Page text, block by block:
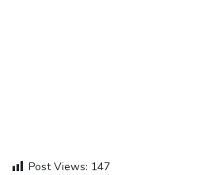
Post Views: 147